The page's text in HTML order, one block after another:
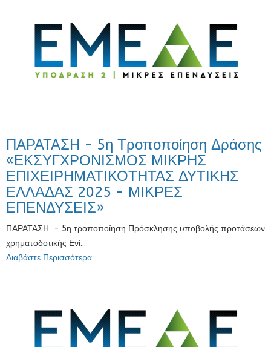
ΠΑΡΑΤΑΣΗ - 5η Τροποποίηση Δράσης
«ΕΚΣΥΓΧΡΟΝΙΣΜΟΣ ΜΙΚΡΗΣ
ΕΠΙΧΕΙΡΗΜΑΤΙΚΟΤΗΤΑΣ ΔΥΤΙΚΗΣ
ΕΛΛΑΔΑΣ 2025 - ΜΙΚΡΕΣ
ΕΠΕΝΔΥΣΕΙΣ»
ΠΑΡΑΤΑΣΗ - 5η τροποποίηση Πρόσκλησης υποβολής προτάσεων
χρηματοδοτικής Ενί...
Διαβάστε Περισσότερα